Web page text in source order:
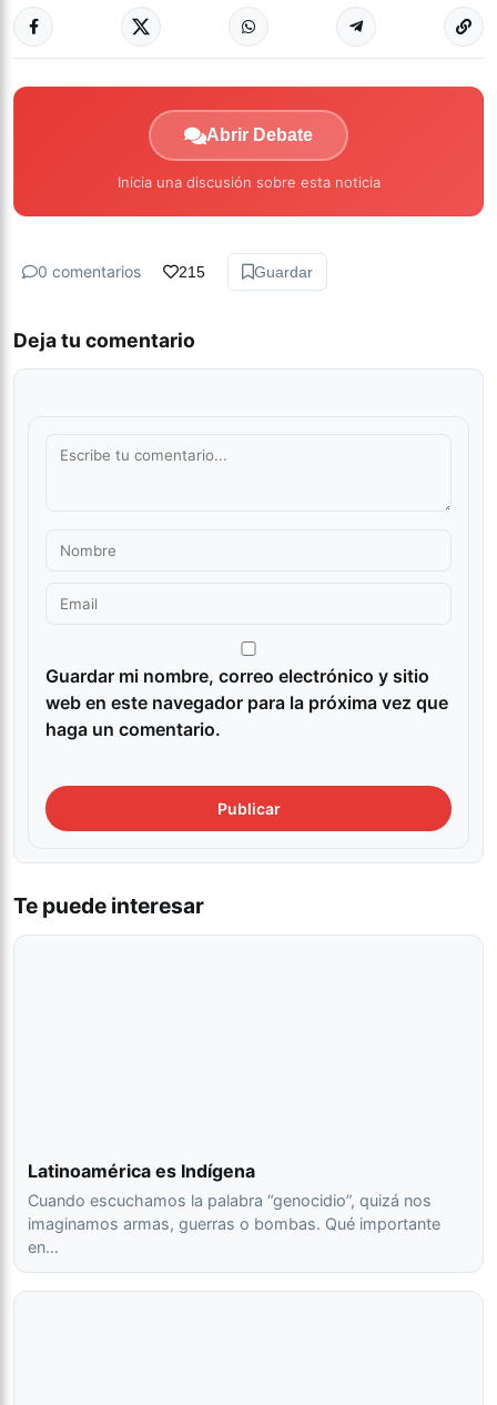
Abrir Debate
Inicia una discusión sobre esta noticia
0 comentarios 215 Guardar
Deja tu comentario
Guardar mi nombre, correo electrónico y sitio
web en este navegador para la próxima vez que
haga un comentario.
Te puede interesar
Latinoamérica es Indígena
Cuando escuchamos la palabra “genocidio”, quizá nos
imaginamos armas, guerras o bombas. Qué importante
en…